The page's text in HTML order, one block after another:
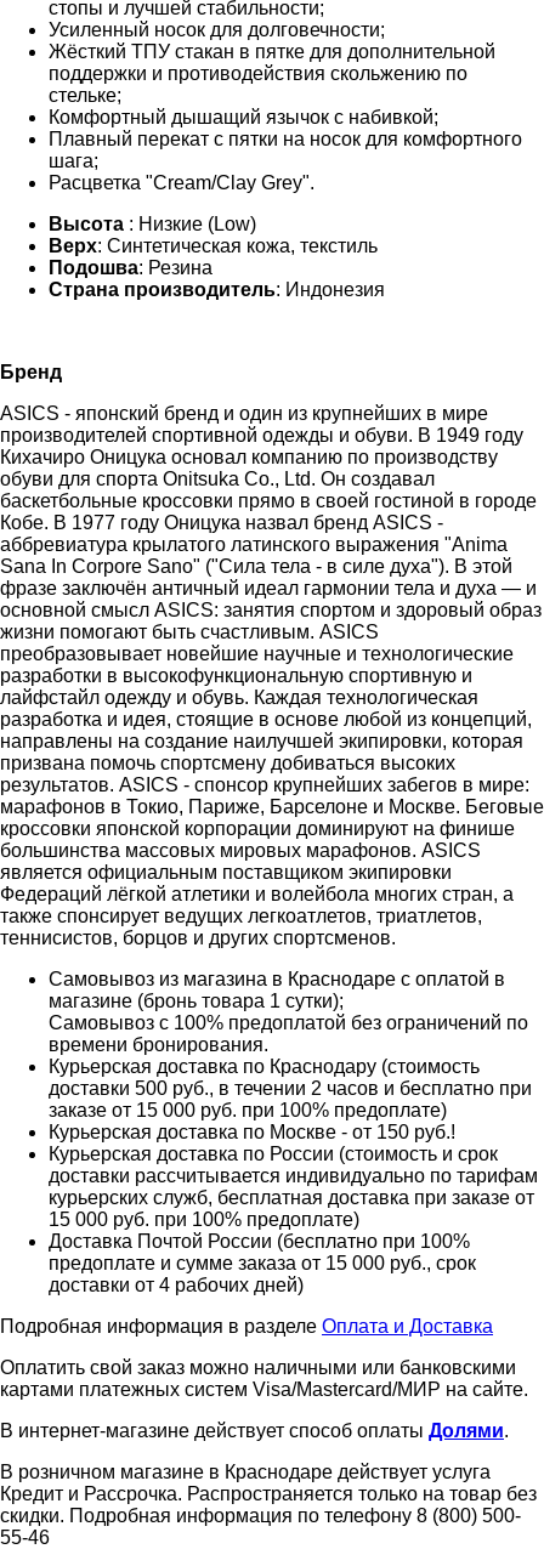
стопы и лучшей стабильности;
Усиленный носок для долговечности;
Жёсткий ТПУ стакан в пятке для дополнительной
поддержки и противодействия скольжению по
стельке;
Комфортный дышащий язычок с набивкой;
Плавный перекат с пятки на носок для комфортного
шага;
Расцветка "Cream/Clay Grey".
Высота : Низкие (Low)
Верх: Синтетическая кожа, текстиль
Подошва: Резина
Страна производитель: Индонезия
Бренд
ASICS - японский бренд и один из крупнейших в мире
производителей спортивной одежды и обуви. В 1949 году
Кихачиро Оницука основал компанию по производству
обуви для спорта Onitsuka Co., Ltd. Он создавал
баскетбольные кроссовки прямо в своей гостиной в городе
Кобе. В 1977 году Оницука назвал бренд ASICS -
аббревиатура крылатого латинского выражения "Anima
Sana In Corpore Sano" ("Сила тела - в силе духа"). В этой
фразе заключён античный идеал гармонии тела и духа — и
основной смысл ASICS: занятия спортом и здоровый образ
жизни помогают быть счастливым. ASICS
преобразовывает новейшие научные и технологические
разработки в высокофункциональную спортивную и
лайфстайл одежду и обувь. Каждая технологическая
разработка и идея, стоящие в основе любой из концепций,
направлены на создание наилучшей экипировки, которая
призвана помочь спортсмену добиваться высоких
результатов. ASICS - спонсор крупнейших забегов в мире:
марафонов в Токио, Париже, Барселоне и Москве. Беговые
кроссовки японской корпорации доминируют на финише
большинства массовых мировых марафонов. ASICS
является официальным поставщиком экипировки
Федераций лёгкой атлетики и волейбола многих стран, а
также спонсирует ведущих легкоатлетов, триатлетов,
теннисистов, борцов и других спортсменов.
Самовывоз из магазина в Краснодаре с оплатой в
магазине (бронь товара 1 сутки);
Самовывоз с 100% предоплатой без ограничений по
времени бронирования.
Курьерская доставка по Краснодару (стоимость
доставки 500 руб., в течении 2 часов и бесплатно при
заказе от 15 000 руб. при 100% предоплате)
Курьерская доставка по Москве - от 150 руб.!
Курьерская доставка по России (стоимость и срок
доставки рассчитывается индивидуально по тарифам
курьерских служб, бесплатная доставка при заказе от
15 000 руб. при 100% предоплате)
Доставка Почтой России (бесплатно при 100%
предоплате и сумме заказа от 15 000 руб., срок
доставки от 4 рабочих дней)
Подробная информация в разделе Оплата и Доставка
Оплатить свой заказ можно наличными или банковскими
картами платежных систем Visa/Mastercard/МИР на сайте.
В интернет-магазине действует способ оплаты Долями.
В розничном магазине в Краснодаре действует услуга
Кредит и Рассрочка. Распространяется только на товар без
скидки. Подробная информация по телефону 8 (800) 500-
55-46